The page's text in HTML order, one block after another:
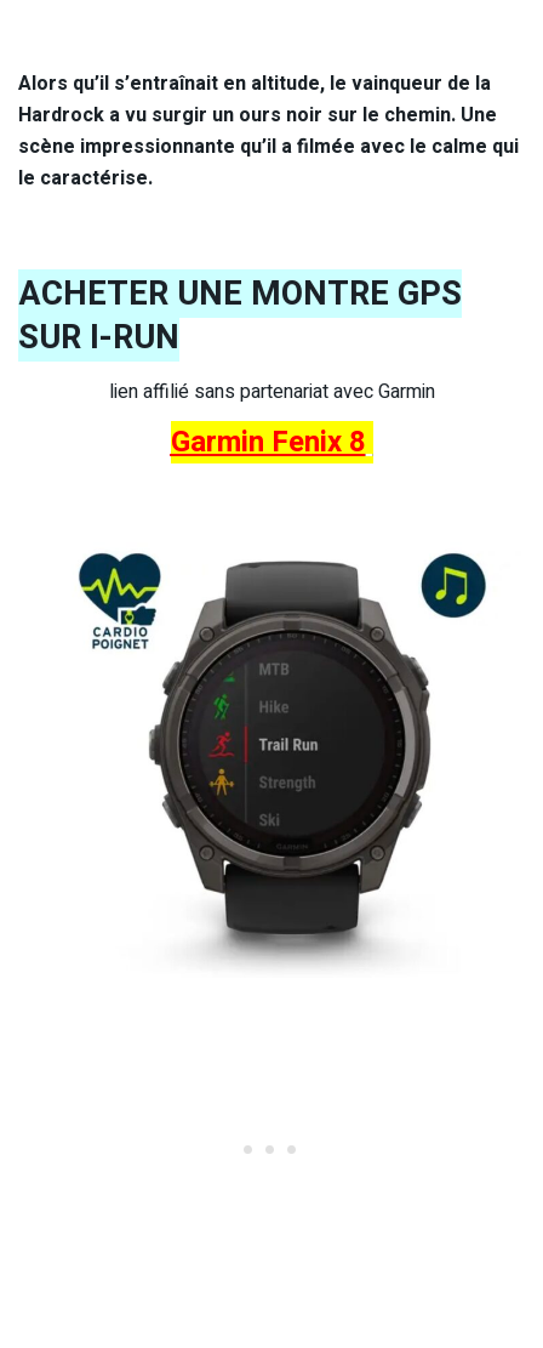
Alors qu’il s’entraînait en altitude, le vainqueur de la
Hardrock a vu surgir un ours noir sur le chemin. Une
scène impressionnante qu’il a filmée avec le calme qui
le caractérise.
ACHETER UNE MONTRE GPS
SUR I-RUN
lien affilié sans partenariat avec Garmin
Garmin Fenix 8